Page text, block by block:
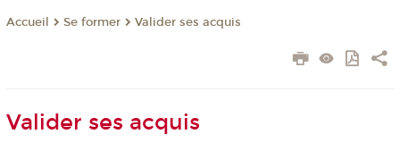
Accueil Se former Valider ses acquis
Valider ses acquis